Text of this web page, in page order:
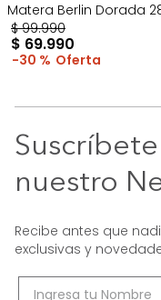
Matera Berlin Dorada
$ 99.990
$ 69.990
30 %
Suscríbete
nuestro
Recibe antes que
exclusivas y